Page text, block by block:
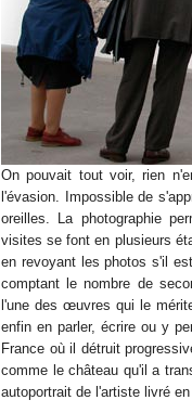
On pouvait tout voir, rien
l'évasion. Impossible de
oreilles. La photographie
visites se font en plusieurs
en revoyant les photos s'il
comptant le nombre de
l'une des œuvres qui le
enfin en parler, écrire ou y
France où il détruit
comme le château qu'il a
autoportrait de l'artiste livré